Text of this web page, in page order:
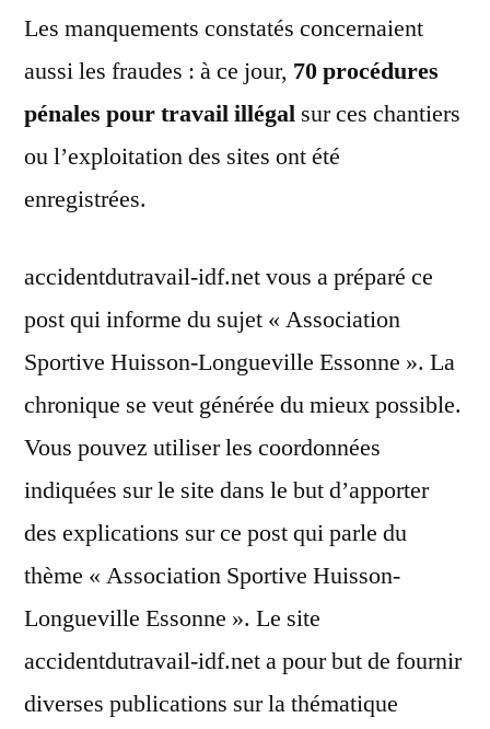
Les manquements constatés concernaient
aussi les fraudes : à ce jour, 70 procédures
pénales pour travail illégal sur ces chantiers
ou l’exploitation des sites ont été
enregistrées.
accidentdutravail-idf.net vous a préparé ce
post qui informe du sujet « Association
Sportive Huisson-Longueville Essonne ». La
chronique se veut générée du mieux possible.
Vous pouvez utiliser les coordonnées
indiquées sur le site dans le but d’apporter
des explications sur ce post qui parle du
thème « Association Sportive Huisson-
Longueville Essonne ». Le site
accidentdutravail-idf.net a pour but de fournir
diverses publications sur la thématique